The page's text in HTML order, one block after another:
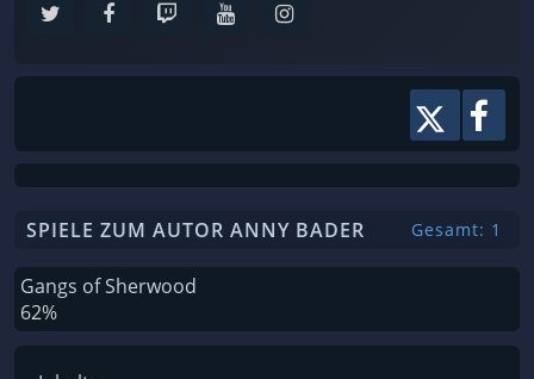
SPIELE ZUM AUTOR ANNY BADER Gesamt: 1
Gangs of Sherwood
62%